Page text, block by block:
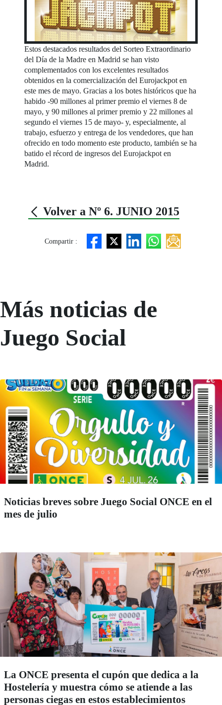
Estos destacados resultados del Sorteo Extraordinario
del Día de la Madre en Madrid se han visto
complementados con los excelentes resultados
obtenidos en la comercialización del Eurojackpot en
este mes de mayo. Gracias a los botes históricos que ha
habido -90 millones al primer premio el viernes 8 de
mayo, y 90 millones al primer premio y 22 millones al
segundo el viernes 15 de mayo- y, especialmente, al
trabajo, esfuerzo y entrega de los vendedores, que han
ofrecido en todo momento este producto, también se ha
batido el récord de ingresos del Eurojackpot en
Madrid.
Volver a Nº 6. JUNIO 2015
Compartir :
Más noticias de
Juego Social
Noticias breves sobre Juego Social ONCE en el
mes de julio
La ONCE presenta el cupón que dedica a la
Hostelería y muestra cómo se atiende a las
personas ciegas en estos establecimientos